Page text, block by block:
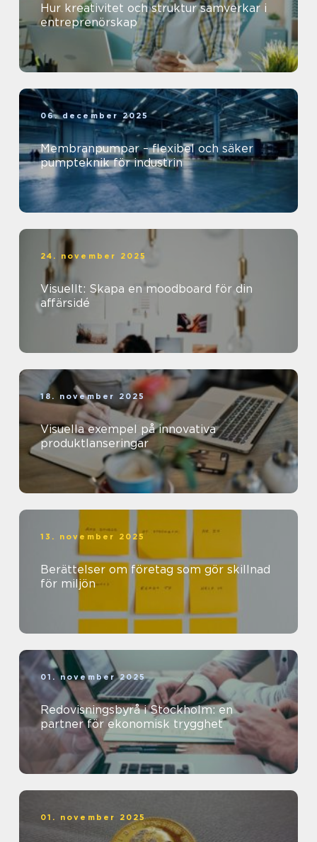
Hur kreativitet och struktur samverkar i
entreprenörskap
06. december 2025
Membranpumpar – flexibel och säker
pumpteknik för industrin
24. november 2025
Visuellt: Skapa en moodboard för din
affärsidé
18. november 2025
Visuella exempel på innovativa
produktlanseringar
13. november 2025
Berättelser om företag som gör skillnad
för miljön
01. november 2025
Redovisningsbyrå i Stockholm: en
partner för ekonomisk trygghet
01. november 2025